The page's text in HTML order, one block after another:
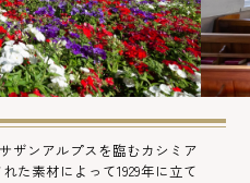
ザンアルプスを臨むカシミア
た素材によって1929年に立て